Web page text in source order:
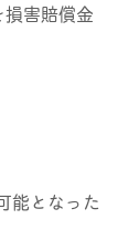
害賠償金
能となった